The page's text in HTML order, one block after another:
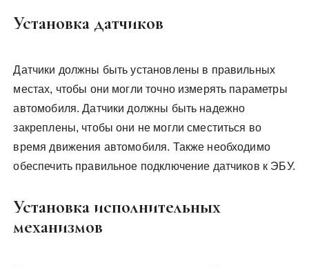
Установка датчиков
Датчики должны быть установлены в правильных
местах, чтобы они могли точно измерять параметры
автомобиля. Датчики должны быть надежно
закреплены, чтобы они не могли сместиться во
время движения автомобиля. Также необходимо
обеспечить правильное подключение датчиков к ЭБУ.
Установка исполнительных
механизмов